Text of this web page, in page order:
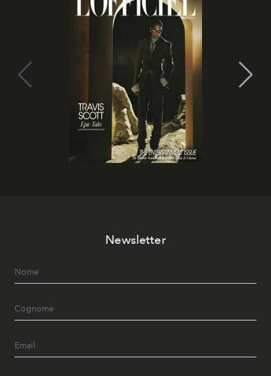
Newsletter